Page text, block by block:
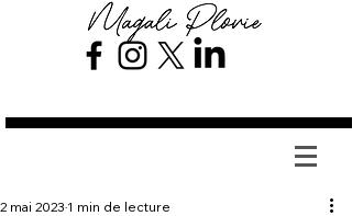
2 mai 2023 1 min de lecture